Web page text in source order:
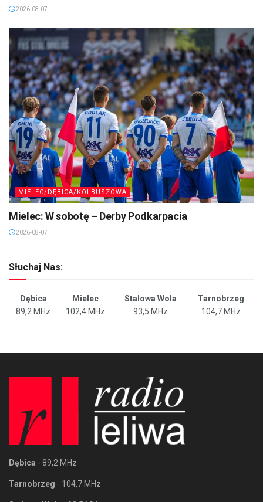
2026-08-07
MIELEC/DĘBICA/KOLBUSZOWA
Mielec: W sobotę – Derby Podkarpacia
2026-08-07
Słuchaj Nas:
Dębica Mielec Stalowa Wola
Tarnobrzeg
89,2 MHz
102,4 MHz 93,5 MHz 104,7 MHz
Dębica - 89,2 MHz
Tarnobrzeg - 104,7 MHz